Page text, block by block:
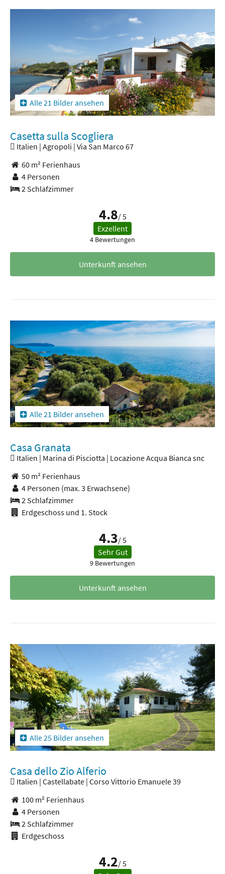
Alle 21 Bilder ansehen
Casetta sulla Scogliera
Italien | Agropoli | Via San Marco 67
60 m² Ferienhaus
4 Personen
2 Schlafzimmer
4.8/ 5
Exzellent
4 Bewertungen
Unterkunft ansehen
Alle 21 Bilder ansehen
Casa Granata
Italien | Marina di Pisciotta | Locazione Acqua Bianca snc
50 m² Ferienhaus
4 Personen (max. 3 Erwachsene)
2 Schlafzimmer
Erdgeschoss und 1. Stock
4.3/ 5
Sehr Gut
9 Bewertungen
Unterkunft ansehen
Alle 25 Bilder ansehen
Casa dello Zio Alferio
Italien | Castellabate | Corso Vittorio Emanuele 39
100 m² Ferienhaus
4 Personen
2 Schlafzimmer
Erdgeschoss
4.2/ 5